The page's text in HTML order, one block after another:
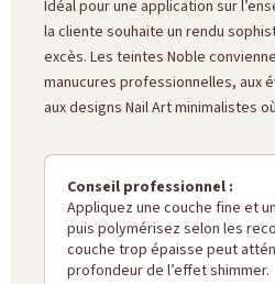
Idéal pour une application sur
la cliente souhaite un rendu
excès. Les teintes Noble
manucures professionnelles, aux
aux designs Nail Art minimalistes
Conseil professionnel :
Appliquez une couche fine et
puis polymérisez selon les
couche trop épaisse peut
profondeur de l’effet shimmer.